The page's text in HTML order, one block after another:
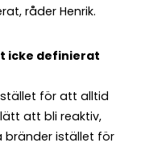
råder Henrik.
icke definierat
för att alltid
att bli reaktiv,
bränder istället för